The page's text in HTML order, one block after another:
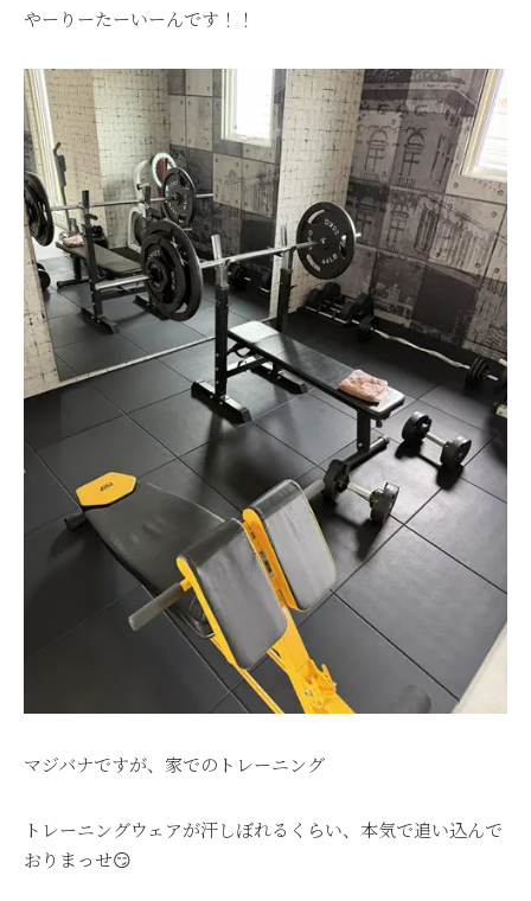
やーりーたーいーんです！！
マジバナですが、家でのトレーニング
トレーニングウェアが汗しぼれるくらい、本気で追い込んで
おりまっせ😏